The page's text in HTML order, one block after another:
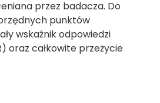
przez badacza. Do
punktów
wskaźnik odpowiedzi
oraz całkowite przeżycie